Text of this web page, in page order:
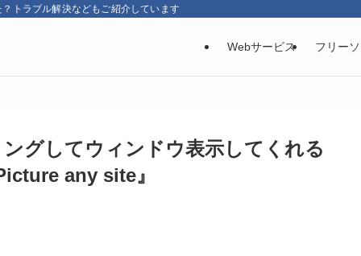
トラブル解決などもご紹介しています
Webサービス フリー
グしてウィンドウ表示してくれる
any site』